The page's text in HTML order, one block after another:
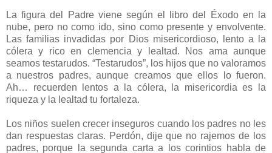
La figura del Padre viene según el libro del Éxodo en la
nube, pero no como ido, sino como presente y envolvente.
Las familias invadidas por Dios misericordioso, lento a la
cólera y rico en clemencia y lealtad. Nos ama aunque
seamos testarudos. “Testarudos”, los hijos que no valoramos
a nuestros padres, aunque creamos que ellos lo fueron.
Ah… recuerden lentos a la cólera, la misericordia es la
riqueza y la lealtad tu fortaleza.
Los niños suelen crecer inseguros cuando los padres no les
dan respuestas claras. Perdón, dije que no rajemos de los
padres, porque la segunda carta a los corintios habla de